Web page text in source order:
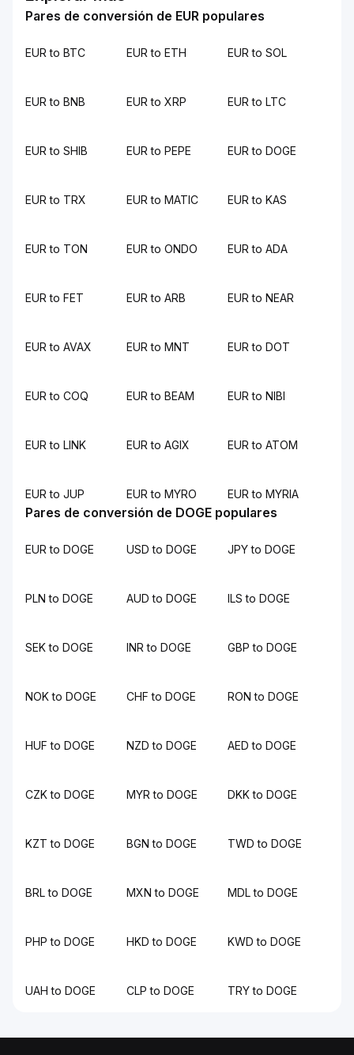
Pares de conversión de EUR populares
EUR to BTC EUR to ETH EUR to SOL
EUR to BNB EUR to XRP EUR to LTC
EUR to SHIB EUR to PEPE EUR to DOGE
EUR to TRX EUR to MATIC EUR to KAS
EUR to TON EUR to ONDO EUR to ADA
EUR to FET EUR to ARB EUR to NEAR
EUR to AVAX EUR to MNT EUR to DOT
EUR to COQ EUR to BEAM EUR to NIBI
EUR to LINK EUR to AGIX EUR to ATOM
EUR to JUP EUR to MYRO EUR to MYRIA
Pares de conversión de DOGE populares
EUR to DOGE USD to DOGE JPY to DOGE
PLN to DOGE AUD to DOGE ILS to DOGE
SEK to DOGE INR to DOGE GBP to DOGE
NOK to DOGE CHF to DOGE RON to DOGE
HUF to DOGE NZD to DOGE AED to DOGE
CZK to DOGE MYR to DOGE DKK to DOGE
KZT to DOGE BGN to DOGE TWD to DOGE
BRL to DOGE MXN to DOGE MDL to DOGE
PHP to DOGE HKD to DOGE KWD to DOGE
UAH to DOGE CLP to DOGE TRY to DOGE